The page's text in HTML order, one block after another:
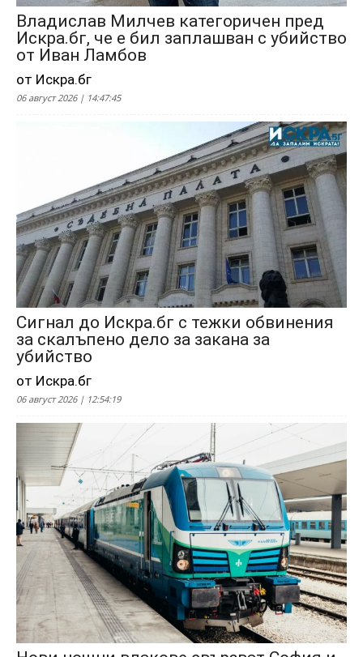
Владислав Милчев категоричен пред
Искра.бг, че е бил заплашван с убийство
от Иван Ламбов
от Искра.бг
06 август 2026 | 14:47:45
Сигнал до Искра.бг с тежки обвинения
за скалъпено дело за закана за
убийство
от Искра.бг
06 август 2026 | 12:54:19